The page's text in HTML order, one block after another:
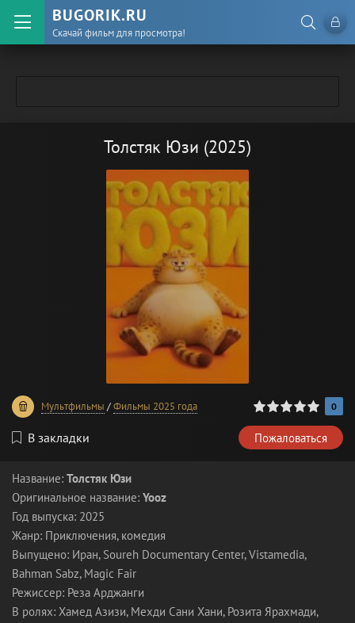
BUGORIK.RU
Скачай фильм для просмотра!
Толстяк Юзи (2025)
Мультфильмы /Фильмы 2025 года
0 1 2 0
В закладки Пожаловаться
Название: Толстяк Юзи
Оригинальное название: Yooz
Год выпуска: 2025
Жанр: Приключения, комедия
Выпущено: Иран, Soureh Documentary Center, Vistamedia,
Bahman Sabz, Magic Fair
Режиссер: Реза Арджанги
В ролях: Хамед Азизи, Мехди Сани Хани, Розита Ярахмади,